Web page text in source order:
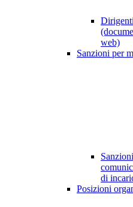
web)
Sanzioni per
di
Posizioni